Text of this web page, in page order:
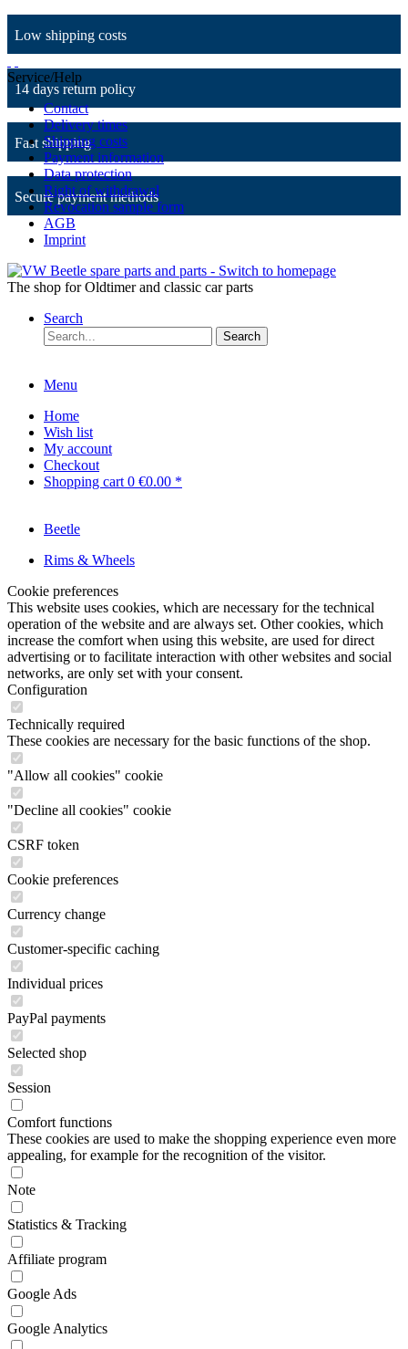
Low shipping costs
14 days return policy
Fast shipping
Secure payment methods
Service/Help
Contact
Delivery times
Shipping costs
Payment information
Data protection
Right of withdrawal
Revocation sample form
AGB
Imprint
The shop for Oldtimer and classic car parts
Search
Search
Menu
Home
Wish list
My account
Checkout
Shopping cart 0 €0.00 *
Beetle
Rims & Wheels
Cookie preferences
This website uses cookies, which are necessary for the technical
operation of the website and are always set. Other cookies, which
increase the comfort when using this website, are used for direct
advertising or to facilitate interaction with other websites and social
networks, are only set with your consent.
Configuration
Technically required
These cookies are necessary for the basic functions of the shop.
"Allow all cookies" cookie
"Decline all cookies" cookie
CSRF token
Cookie preferences
Currency change
Customer-specific caching
Individual prices
PayPal payments
Selected shop
Session
Comfort functions
These cookies are used to make the shopping experience even more
appealing, for example for the recognition of the visitor.
Note
Statistics & Tracking
Affiliate program
Google Ads
Google Analytics